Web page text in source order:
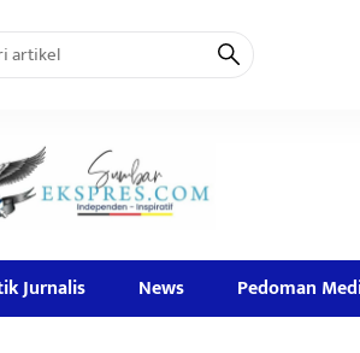
Jurnalis News Pedoman